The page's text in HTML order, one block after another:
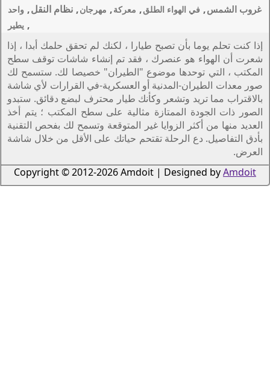
,معركة,مهرجان ,نظام النقل,واحد
، لكنك لم تحقق حلمك أبدا ، إذا
فقد تم إنشاء شاشات توقف سطح
"الطيران" خصيصا لك. ستسمح لك
العسكرية-في القرارات لأي شاشة
طيار محترف لبضع دقائق. ستبدو
على سطح المكتب ؛ يتم أخذ
المتوقعة وتسمح لك بفحص التقنية
حياتك على الأقل من خلال شاشة
Copyright © 2012-2026